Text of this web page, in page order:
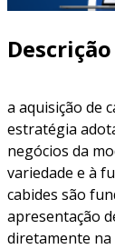
a aquisição de
estratégia
negócios da
variedade e à
cabides são
apresentação
diretamente na